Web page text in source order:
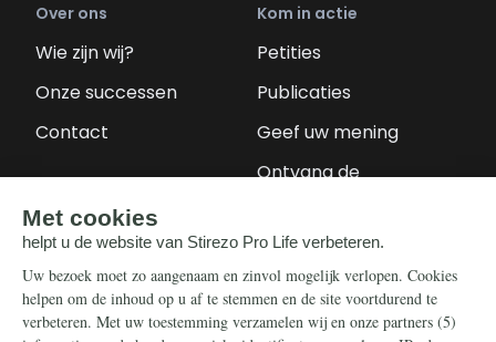
Over ons
Wie zijn wij?
Onze successen
Contact
Kom in actie
Petities
Publicaties
Geef uw mening
Ontvang de
Steun ons
Nieuwsbrief
Info
Contact